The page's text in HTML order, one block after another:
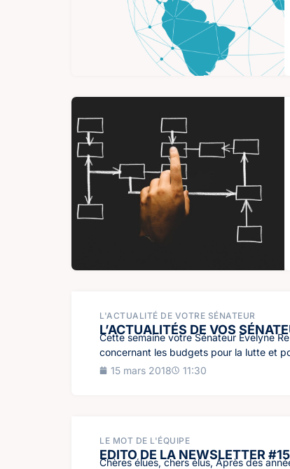
L'ACTUALITÉ DE VOTRE SÉNATEUR
L’ACTUALITÉS DE VOS
Cette semaine votre Sénateur Evelyne
concernant les budgets pour la lutte et
15 mars 2018
11:30
LE MOT DE L'ÉQUIPE
EDITO DE LA NEWSLETTER
Chères élues, chers élus, Après des